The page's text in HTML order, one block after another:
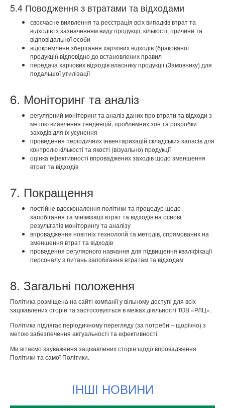
5.4 Поводження з втратами та відходами
своєчасне виявлення та реєстрація всіх випадків втрат та
відходів із зазначенням виду продукції, кількості, причини та
відповідальної особи
відокремлене зберігання харчових відходів (бракованої
продукції) відповідно до встановлених правил
передача харчових відходів власнику продукції (Замовнику) для
подальшої утилізації
6. Моніторинг та аналіз
регулярний моніторинг та аналіз даних про втрати та відходи з
метою виявлення тенденцій, проблемних зон та розробки
заходів для їх усунення
проведення періодичних інвентаризацій складських запасів для
контролю кількості та якості (візуально) продукції
оцінка ефективності впроваджених заходів щодо зменшення
втрат та відходів
7. Покращення
постійне вдосконалення політики та процедур щодо
запобігання та мінімізації втрат та відходів на основі
результатів моніторингу та аналізу
впровадження новітніх технологій та методів, спрямованих на
зменшення втрат та відходів
проведення регулярного навчання для підвищення кваліфікації
персоналу з питань запобігання втратам та відходам
8. Загальні положення
Політика розміщена на сайті компанії у вільному доступі для всіх
зацікавлених сторін та застосовується в межах діяльності ТОВ «РЛЦ».
Політика підлягає періодичному перегляду (за потреби – щорічно) з
метою забезпечення актуальності та ефективності.
Ми вітаємо зауваження зацікавлених сторін щодо впровадження
Політики та самої Політики.
ІНШІ НОВИНИ